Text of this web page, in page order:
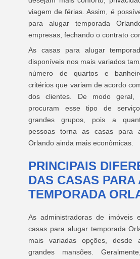
viagem de férias. Assim, é
para alugar temporada
empresas, fechando o contrato
As casas para alugar
disponíveis nos mais variados
número de quartos e
critérios que variam de acordo
dos clientes. De modo geral,
procuram esse tipo de
grandes grupos, pois a
pessoas torna as casas para
Orlando ainda mais econômicas.
PRINCIPAIS
DAS CASAS PARA
TEMPORADA
As administradoras de imóveis
casas para alugar temporada
mais variadas opções, desde
grandes mansões.